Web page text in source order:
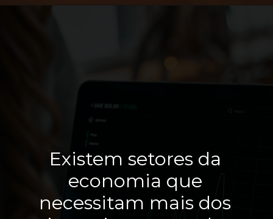
Existem setores da
economia que
necessitam mais dos